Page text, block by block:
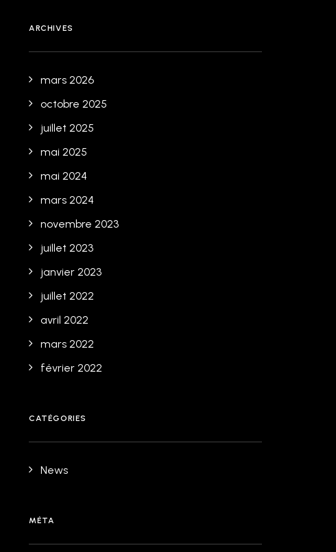
ARCHIVES
mars 2026
octobre 2025
juillet 2025
mai 2025
mai 2024
mars 2024
novembre 2023
juillet 2023
janvier 2023
juillet 2022
avril 2022
mars 2022
février 2022
CATÉGORIES
News
MÉTA